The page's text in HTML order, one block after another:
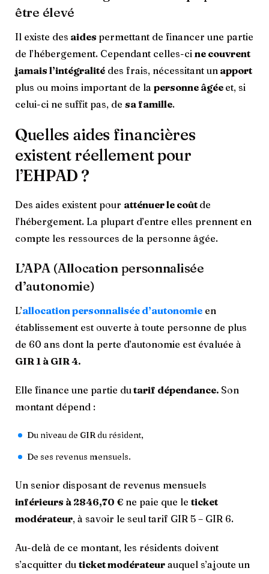
être élevé
Il existe des aides permettant de financer une partie
de l’hébergement. Cependant celles-ci ne couvrent
jamais l’intégralité des frais, nécessitant un apport
plus ou moins important de la personne âgée et, si
celui-ci ne suffit pas, de sa famille.
Quelles aides financières
existent réellement pour
l’EHPAD ?
Des aides existent pour atténuer le coût de
l’hébergement. La plupart d’entre elles prennent en
compte les ressources de la personne âgée.
L’APA (Allocation personnalisée
d’autonomie)
L’allocation personnalisée d’autonomie en
établissement est ouverte à toute personne de plus
de 60 ans dont la perte d’autonomie est évaluée à
GIR 1 à GIR 4.
Elle finance une partie dutarif dépendance. Son
montant dépend :
Du niveau de GIR du résident,
De ses revenus mensuels.
Un senior disposant de revenus mensuels
inférieurs à 2846,70 € ne paie que le ticket
modérateur, à savoir le seul tarif GIR 5 – GIR 6.
Au-delà de ce montant, les résidents doivent
s’acquitter du ticket modérateur auquel s’ajoute un